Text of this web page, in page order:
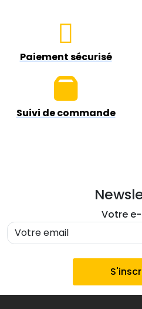
Paiement sécurisé
Suivi de commande
Votre